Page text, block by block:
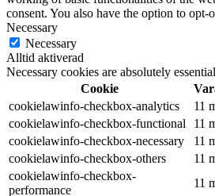
consent. You also have the option to
Necessary
Necessary
Alltid aktiverad
Necessary cookies are absolutely
Cookie
cookielawinfo-checkbox-analytics
11
cookielawinfo-checkbox-functional
11
cookielawinfo-checkbox-necessary
11
cookielawinfo-checkbox-others
11
cookielawinfo-checkbox-
performance
11